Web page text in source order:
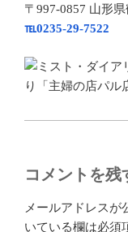
〒997-0857 山形
℡0235-29-7522
コメントを残
メールアドレスが
いている欄は必須